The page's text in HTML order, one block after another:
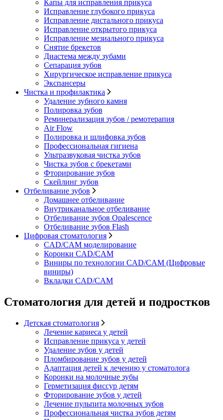
Капы для исправления прикуса
Исправление глубокого прикуса
Исправление дистального прикуса
Исправление открытого прикуса
Исправление мезиального прикуса
Снятие брекетов
Диастема между зубами
Сепарация зубов
Хирургическое исправление прикуса
Экспансеры
Чистка и профилактика
Удаление зубного камня
Полировка зубов
Реминерализация зубов / ремотерапия
Air Flow
Полировка и шлифовка зубов
Профессиональная гигиена
Ультразвуковая чистка зубов
Чистка зубов с брекетами
Фторирование зубов
Скейлинг зубов
Отбеливание зубов
Домашнее отбеливание
Внутриканальное отбеливание
Отбеливание зубов Opalescence
Отбеливание зубов Flash
Цифровая стоматология
CAD/CAM моделирование
Коронки CAD/CAM
Виниры по технологии CAD/CAM (Цифровые
виниры)
Вкладки CAD/CAM
Стоматология для детей и подростков
Детская стоматология
Лечение кариеса у детей
Исправление прикуса у детей
Удаление зубов у детей
Пломбирование зубов у детей
Адаптация детей к лечению у стоматолога
Коронки на молочные зубы
Герметизация фиссур детям
Фторирование зубов у детей
Лечение пульпита молочных зубов
Профессиональная чистка зубов детям